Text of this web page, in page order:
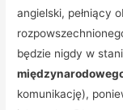
angielski, pełniący
będzie nigdy w
komunikację),